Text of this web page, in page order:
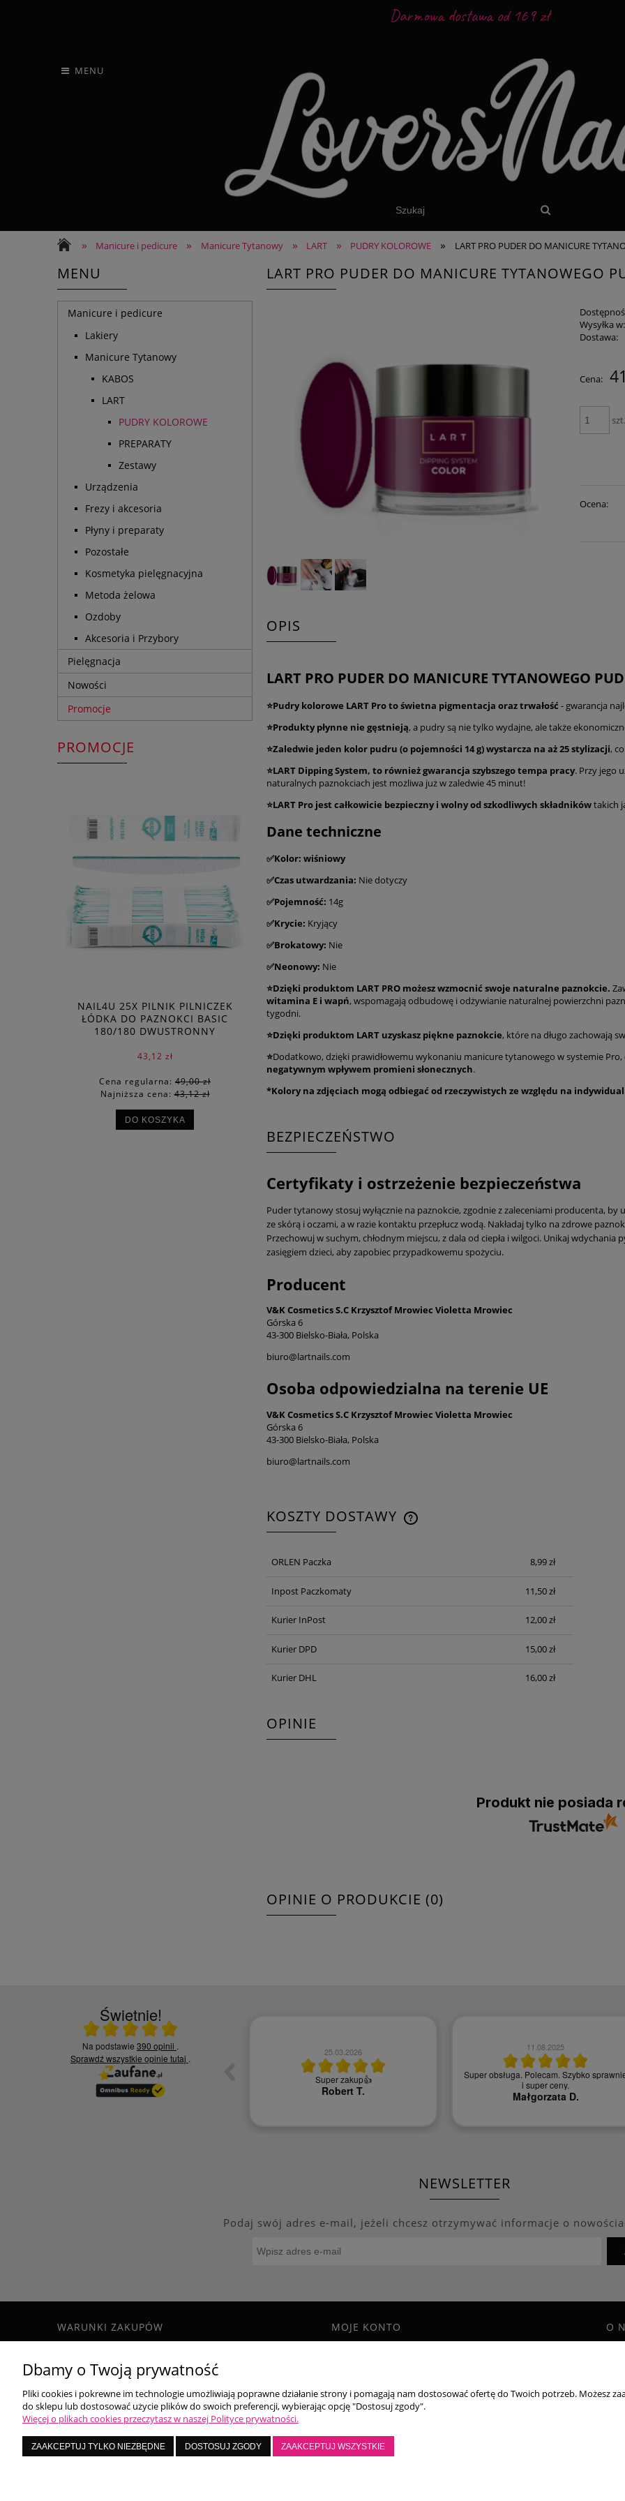
Darmowa dostawa od 169 zł
MENU
» Manicure i pedicure » Manicure Tytanowy » LART » PUDRY KOLOROWE » LART PRO PUDER DO MANICURE
MENU
Manicure i pedicure
Lakiery
Manicure Tytanowy
KABOS
LART
PUDRY KOLOROWE
PREPARATY
Zestawy
Urządzenia
Frezy i akcesoria
Płyny i preparaty
Pozostałe
Kosmetyka pielęgnacyjna
Metoda żelowa
Ozdoby
Akcesoria i Przybory
Pielęgnacja
Nowości
Promocje
PROMOCJE
NAIL4U 25X PILNIK PILNICZEK
ŁÓDKA DO PAZNOKCI BASIC
180/180 DWUSTRONNY
43,12 zł
Cena regularna: 49,00 zł
Najniższa cena:43,12 zł
DO KOSZYKA
LART PRO PUDER DO MANICURE TYTANOWEGO
Wysyłka w:
Dostawa:
Cena:
szt.
Ocena:
OPIS
LART PRO PUDER DO MANICURE TYTANOWEGO
⭐Pudry kolorowe LART Pro to świetna pigmentacja oraz trwałość - gwarancja
⭐Produkty płynne nie gęstnieją, a pudry są nie tylko wydajne, ale także
⭐Zaledwie jeden kolor pudru (o pojemności 14 g) wystarcza na aż 25 stylizacji,
⭐LART Dipping System, to również gwarancja szybszego tempa pracy. Przy jego
naturalnych paznokciach jest możliwa już w zaledwie 45 minut!
⭐LART Pro jest całkowicie bezpieczny i wolny od szkodliwych składnikówtakich
Dane techniczne
✅Kolor: wiśniowy
✅Czas utwardzania: Nie dotyczy
✅Pojemność: 14g
✅Krycie: Kryjący
✅Brokatowy: Nie
✅Neonowy: Nie
⭐Dzięki produktom LART PRO możesz wzmocnić swoje naturalne paznokcie.
witamina E i wapń, wspomagają odbudowę i odżywianie naturalnej powierzchni
tygodni.
⭐Dzięki produktom LART uzyskasz piękne paznokcie, które na długo zachowają
⭐Dodatkowo, dzięki prawidłowemu wykonaniu manicure tytanowego w systemie Pro,
negatywnym wpływem promieni słonecznych.
*Kolory na zdjęciach mogą odbiegać od rzeczywistych ze względu na
BEZPIECZEŃSTWO
Certyfikaty i ostrzeżenie bezpieczeństwa
Puder tytanowy stosuj wyłącznie na paznokcie, zgodnie z zaleceniami producenta,
ze skórą i oczami, a w razie kontaktu przepłucz wodą. Nakładaj tylko na zdrowe
Przechowuj w suchym, chłodnym miejscu, z dala od ciepła i wilgoci. Unikaj
zasięgiem dzieci, aby zapobiec przypadkowemu spożyciu.
Producent
V&K Cosmetics S.C Krzysztof Mrowiec Violetta Mrowiec
Górska 6
43-300 Bielsko-Biała, Polska
biuro@lartnails.com
Osoba odpowiedzialna na terenie UE
V&K Cosmetics S.C Krzysztof Mrowiec Violetta Mrowiec
Górska 6
43-300 Bielsko-Biała, Polska
biuro@lartnails.com
KOSZTY DOSTAWY
ORLEN Paczka 8,99 zł
Inpost Paczkomaty 11,50 zł
Kurier InPost 12,00 zł
Kurier DPD 15,00 zł
Kurier DHL 16,00 zł
OPINIE
Produkt nie posiada
OPINIE O PRODUKCIE (0)
Świetnie!
Ocena średnia 5 na 5
Na podstawie 390 opinii .
Sprawdź wszystkie opinie tutaj .
10.06.2026
Czy jesteś zadowolony z jakości naszych
usług? - Zadowolona tak polecę
Kamila S.
25.03.2026
Super zakup👍
Robert T.
11.08.2025
Super obsługa. Polecam. Szybko
i super ceny.
Małgorzata D.
NEWSLETTER
Podaj swój adres e-mail, jeżeli chcesz otrzymywać informacje o
WARUNKI ZAKUPÓW
Formy płatności
Czas i koszty dostawy
Zwroty i reklamacje
Polityka prywatności
MOJE KONTO
Przechowalnia
O
LoversNails Paulina Wiktorowicz | Brzozowa 7, 05-300 Targówka, woj mazowieckie | NIP:
Kontakt pn - pt: 8:00 - 16:00 |
Dbamy o Twoją prywatność
Pliki cookies i pokrewne im technologie umożliwiają poprawne działanie strony i pomagają nam dostosować ofertę do Twoich potrzeb. Możesz
do sklepu lub dostosować użycie plików do swoich preferencji, wybierając opcję "Dostosuj zgody".
Więcej o plikach cookies przeczytasz w naszej Polityce prywatności.
ZAAKCEPTUJ TYLKO NIEZBĘDNE DOSTOSUJ ZGODY ZAAKCEPTUJ WSZYSTKIE